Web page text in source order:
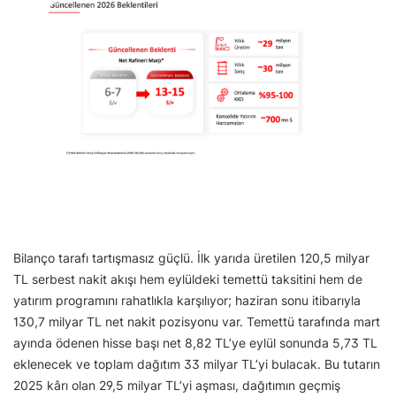
Bilanço tarafı tartışmasız güçlü. İlk yarıda üretilen 120,5 milyar
TL serbest nakit akışı hem eylüldeki temettü taksitini hem de
yatırım programını rahatlıkla karşılıyor; haziran sonu itibarıyla
130,7 milyar TL net nakit pozisyonu var. Temettü tarafında mart
ayında ödenen hisse başı net 8,82 TL’ye eylül sonunda 5,73 TL
eklenecek ve toplam dağıtım 33 milyar TL’yi bulacak. Bu tutarın
2025 kârı olan 29,5 milyar TL’yi aşması, dağıtımın geçmiş